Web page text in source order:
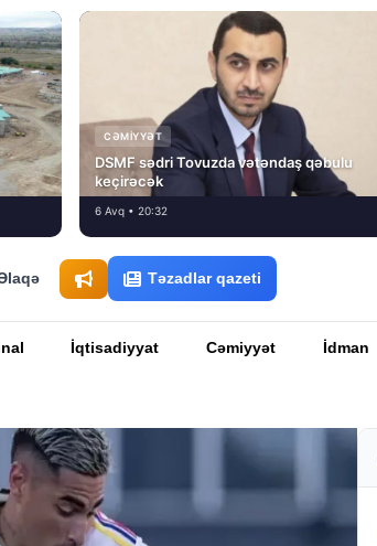
CƏMIYYƏT
DSMF sədri Tovuzda vətəndaş qəbulu
keçirəcək
6 Avq • 20:32
Təzadlar qazeti
İqtisadiyyat Cəmiyyət İdman